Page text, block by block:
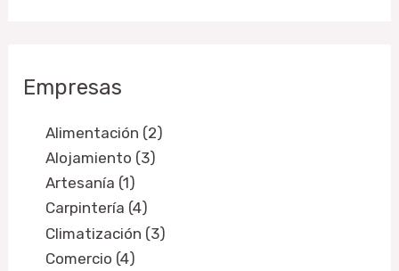
Empresas
Alimentación (2)
Alojamiento (3)
Artesanía (1)
Carpintería (4)
Climatización (3)
Comercio (4)